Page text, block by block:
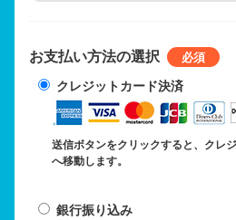
お支払い方法の選択
クレジットカード決済
送信ボタンをクリックすると、クレ
へ移動します。
銀行振り込み